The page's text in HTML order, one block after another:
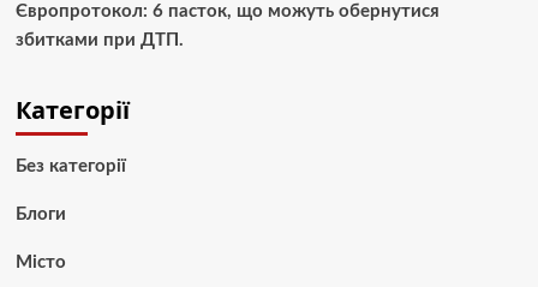
Європротокол: 6 пасток, що можуть обернутися
збитками при ДТП.
Категорії
Без категорії
Блоги
Місто